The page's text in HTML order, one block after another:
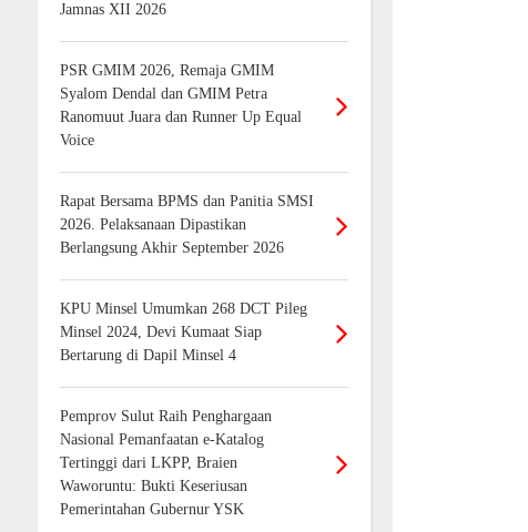
Jamnas XII 2026
PSR GMIM 2026, Remaja GMIM
Syalom Dendal dan GMIM Petra
Ranomuut Juara dan Runner Up Equal
Voice
Rapat Bersama BPMS dan Panitia SMSI
2026. Pelaksanaan Dipastikan
Berlangsung Akhir September 2026
KPU Minsel Umumkan 268 DCT Pileg
Minsel 2024, Devi Kumaat Siap
Bertarung di Dapil Minsel 4
Pemprov Sulut Raih Penghargaan
Nasional Pemanfaatan e-Katalog
Tertinggi dari LKPP, Braien
Waworuntu: Bukti Keseriusan
Pemerintahan Gubernur YSK